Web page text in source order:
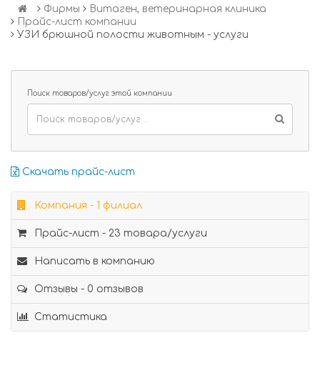
Фирмы
Витаген, ветеринарная клиника
Прайс-лист компании
УЗИ брюшной полости животным - услуги
Поиск товаров/услуг этой компании
Скачать прайс-лист
Компания - 1 филиал
Прайс-лист - 23 товара/услуги
Написать в компанию
Отзывы - 0 отзывов
Статистика